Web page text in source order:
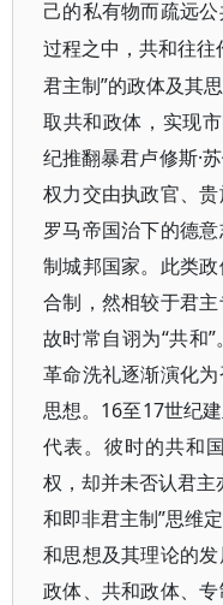
己的私有物而疏远
过程之中，共和往
君主制”的政体及其
取共和政体，实现
纪推翻暴君卢修斯·
权力交由执政官、
罗马帝国治下的德
制城邦国家。此类
合制，然相较于君
故时常自诩为“共和
革命洗礼逐渐演化
思想。16至17世纪
代表。彼时的共和
权，却并未否认君主
和即非君主制”思维
和思想及其理论的
政体、共和政体、